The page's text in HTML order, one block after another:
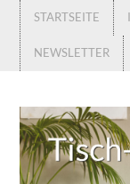
STARTSEITE
NEWSLETTER